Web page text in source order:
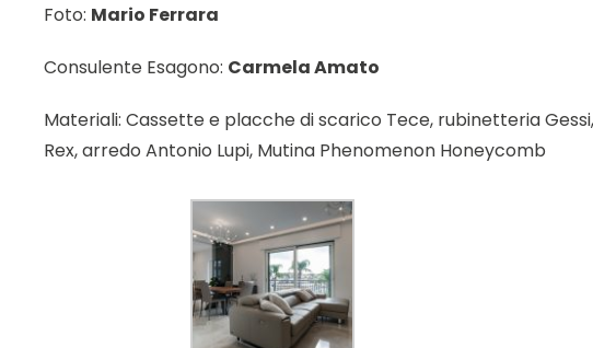
Foto: Mario Ferrara
Consulente Esagono: Carmela Amato
Materiali: Cassette e placche di scarico Tece, rubinetteria
Rex, arredo Antonio Lupi, Mutina Phenomenon Honeycomb